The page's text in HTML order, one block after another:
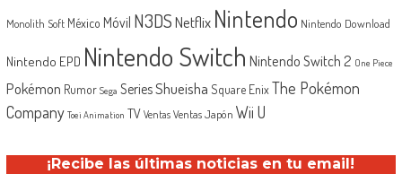
Monolith Soft México Móvil N3DSNetflix Nintendo Nintendo Download
Nintendo EPD Nintendo Switch Nintendo Switch 2 One Piece
Pokémon Rumor Sega SeriesShueisha Square EnixThe Pokémon
Company Toei Animation TV Ventas Ventas Japón Wii U
¡Recibe las últimas noticias en tu email!